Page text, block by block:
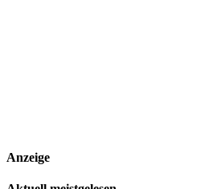
Anzeige